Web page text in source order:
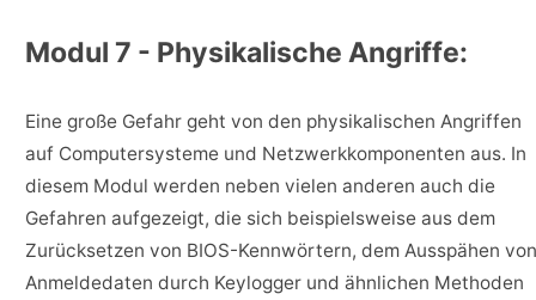
Modul 7 - Physikalische Angriffe:
Eine große Gefahr geht von den physikalischen Angriffen
auf Computersysteme und Netzwerkkomponenten aus. In
diesem Modul werden neben vielen anderen auch die
Gefahren aufgezeigt, die sich beispielsweise aus dem
Zurücksetzen von BIOS-Kennwörtern, dem Ausspähen von
Anmeldedaten durch Keylogger und ähnlichen Methoden